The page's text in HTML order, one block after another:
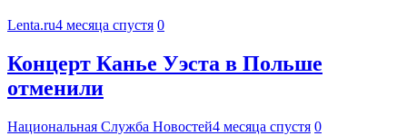
Lenta.ru4 месяца спустя 0
Концерт Канье Уэста в Польше
отменили
Национальная Служба Новостей4 месяца спустя 0